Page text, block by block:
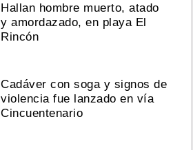
Hallan hombre muerto, atado
y amordazado, en playa El
Rincón
Cadáver con soga y signos de
violencia fue lanzado en vía
Cincuentenario